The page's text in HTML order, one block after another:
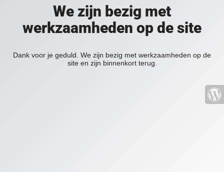
We zijn bezig met
werkzaamheden op de site
Dank voor je geduld. We zijn bezig met werkzaamheden op de
site en zijn binnenkort terug.